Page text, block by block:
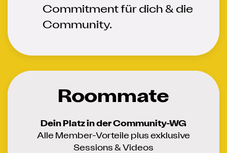
Commitment für dich & die
Community.
Roommate
Dein Platz in der Community-WG
Alle Member-Vorteile plus exklusive
Sessions & Videos